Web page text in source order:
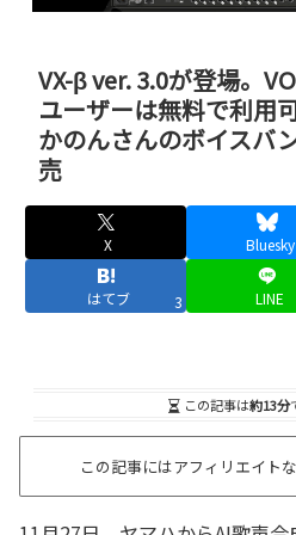
VX-β ver. 3.0が登場。
ユーザーは無料で利用
かのんさんのボイスバ
売
X Bluesky
はてブ 3 LINE
この記事は約13分
この記事にはアフィリエイト